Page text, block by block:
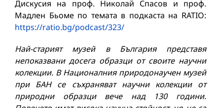
Дискусия на проф. Николай Спасов и проф.
Мадлен Бьоме по темата в подкаста на RATIO:
https://ratio.bg/podcast/323/
Най-старият музей в България представя
непоказвани досега образци от своите научни
колекции. В Националния природонаучен музей
при БАН се съхраняват научни колекции от
природни образци вече над 130 години.